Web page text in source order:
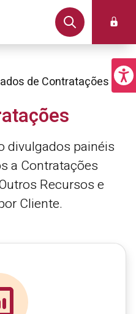
de Contratações
divulgados painéis
a Contratações
Recursos e
Cliente.